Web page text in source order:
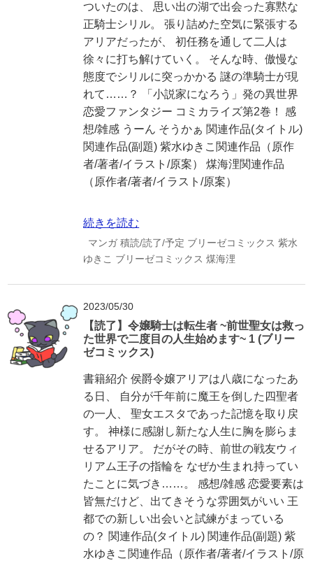
ついたのは、 思い出の湖で出会った寡黙な
正騎士シリル。 張り詰めた空気に緊張する
アリアだったが、 初任務を通して二人は
徐々に打ち解けていく。 そんな時、傲慢な
態度でシリルに突っかかる 謎の準騎士が現
れて……？ 「小説家になろう」発の異世界
恋愛ファンタジー コミカライズ第2巻！ 感
想/雑感 うーん そうかぁ 関連作品(タイトル)
関連作品(副題) 紫水ゆきこ関連作品（原作
者/著者/イラスト/原案） 煤海浬関連作品
（原作者/著者/イラスト/原案）
続きを読む
マンガ 積読/読了/予定 ブリーゼコミックス 紫水
ゆきこ ブリーゼコミックス 煤海浬
2023/05/30
【読了】令嬢騎士は転生者 ~前世聖女は救っ
た世界で二度目の人生始めます~ 1 (ブリー
ゼコミックス)
書籍紹介 侯爵令嬢アリアは八歳になったあ
る日、 自分が千年前に魔王を倒した四聖者
の一人、 聖女エスタであった記憶を取り戻
す。 神様に感謝し新たな人生に胸を膨らま
せるアリア。 だがその時、前世の戦友ウィ
リアム王子の指輪を なぜか生まれ持ってい
たことに気づき……。 感想/雑感 恋愛要素は
皆無だけど、出てきそうな雰囲気がいい 王
都での新しい出会いと試練がまっている
の？ 関連作品(タイトル) 関連作品(副題) 紫
水ゆきこ関連作品（原作者/著者/イラスト/原